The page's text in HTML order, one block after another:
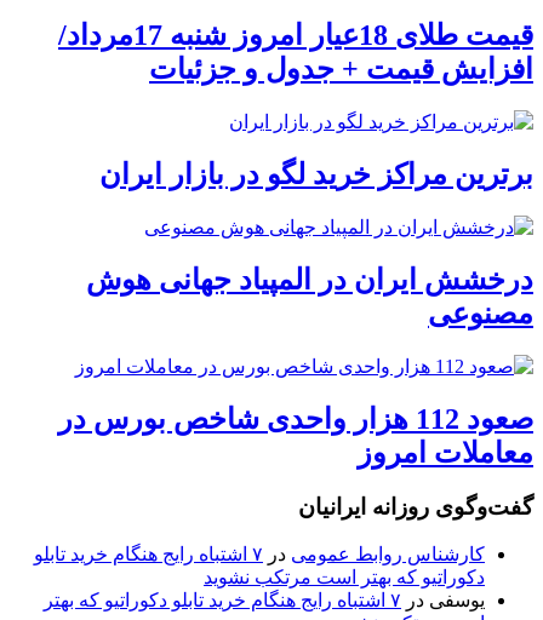
قیمت طلای 18عیار امروز شنبه 17مرداد/
افزایش قیمت + جدول و جزئیات
برترین مراکز خرید لگو در بازار ایران
درخشش ایران در المپیاد جهانی هوش
مصنوعی
صعود 112 هزار واحدی شاخص بورس در
معاملات امروز
گفت‌وگوی روزانه ایرانیان
کارشناس روابط عمومی در
۷ اشتباه رایج هنگام خرید تابلو
دکوراتیو که بهتر است مرتکب نشوید
یوسفی در
۷ اشتباه رایج هنگام خرید تابلو دکوراتیو که بهتر